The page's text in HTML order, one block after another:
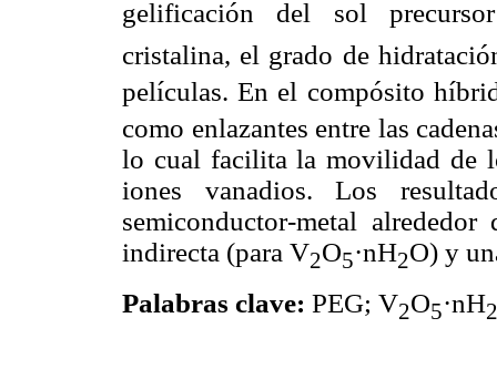
gelificación del sol
cristalina, el grado de
películas. En el compósito
como enlazantes entre las
lo cual facilita la movilidad de
iones vanadios. Los
semiconductor-metal
indirecta (para V2O5·nH2O) y
Palabras clave: PEG; V2O5·nH2